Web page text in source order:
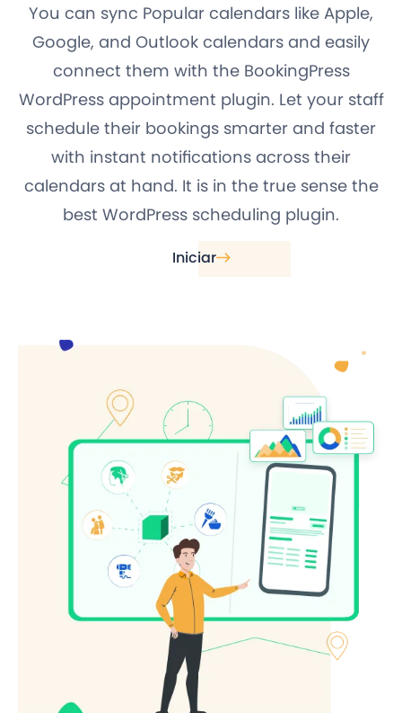
You can sync Popular calendars like Apple,
Google, and Outlook calendars and easily
connect them with the BookingPress
WordPress appointment plugin. Let your staff
schedule their bookings smarter and faster
with instant notifications across their
calendars at hand. It is in the true sense the
best WordPress scheduling plugin.
Iniciar